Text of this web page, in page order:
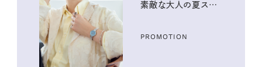
素敵な大人の夏スタイ
PROMOTION